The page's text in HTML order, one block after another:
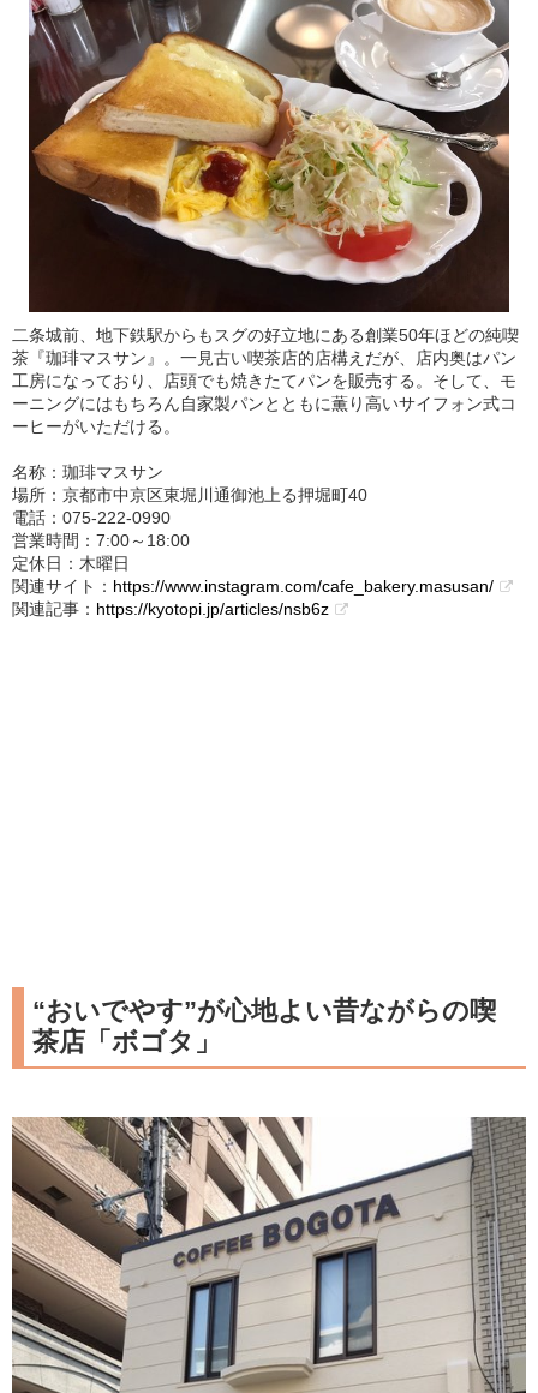
二条城前、地下鉄駅からもスグの好立地にある創業50年ほどの純喫
茶『珈琲マスサン』。一見古い喫茶店的店構えだが、店内奥はパン
工房になっており、店頭でも焼きたてパンを販売する。そして、モ
ーニングにはもちろん自家製パンとともに薫り高いサイフォン式コ
ーヒーがいただける。
名称：珈琲マスサン
場所：京都市中京区東堀川通御池上る押堀町40
電話：075-222-0990
営業時間：7:00～18:00
定休日：木曜日
関連サイト： https://www.instagram.com/cafe_bakery.masusan/
関連記事： https://kyotopi.jp/articles/nsb6z
“おいでやす”が心地よい昔ながらの喫
茶店「ボゴタ」